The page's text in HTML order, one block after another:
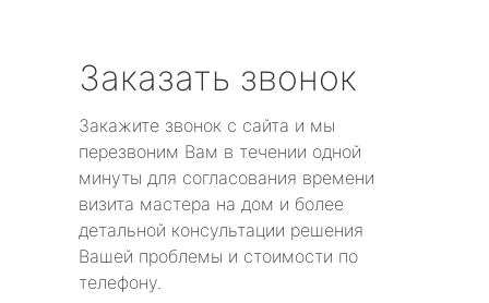
Заказать звонок
Закажите звонок с сайта и мы
перезвоним Вам в течении одной
минуты для согласования времени
визита мастера на дом и более
детальной консультации решения
Вашей проблемы и стоимости по
телефону.